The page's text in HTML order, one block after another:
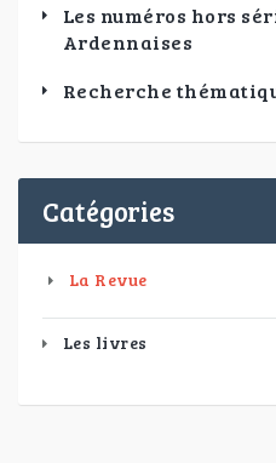
Les numéros hors
Ardennaises
Recherche
Catégories
La Revue
Les livres